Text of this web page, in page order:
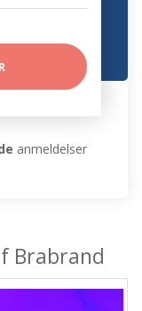
anmeldelser
Brabrand